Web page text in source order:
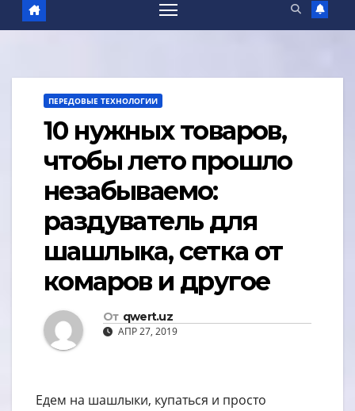
ПЕРЕДОВЫЕ ТЕХНОЛОГИИ
10 нужных товаров,
чтобы лето прошло
незабываемо:
раздуватель для
шашлыка, сетка от
комаров и другое
От qwert.uz
АПР 27, 2019
Едем на шашлыки, купаться и просто